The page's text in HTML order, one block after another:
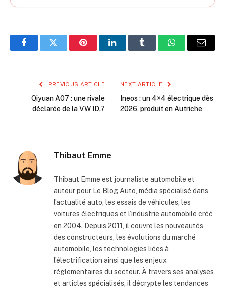
FacebookTwitter PinterestLinkedInTumblr WhatsAppEmail
PREVIOUS ARTICLE
Qiyuan A07 : une rivale
déclarée de la VW ID.7
NEXT ARTICLE
Ineos : un 4×4 électrique dès
2026, produit en Autriche
Thibaut Emme
Thibaut Emme est journaliste automobile et
auteur pour Le Blog Auto, média spécialisé dans
l’actualité auto, les essais de véhicules, les
voitures électriques et l’industrie automobile créé
en 2004. Depuis 2011, il couvre les nouveautés
des constructeurs, les évolutions du marché
automobile, les technologies liées à
l’électrification ainsi que les enjeux
réglementaires du secteur. À travers ses analyses
et articles spécialisés, il décrypte les tendances